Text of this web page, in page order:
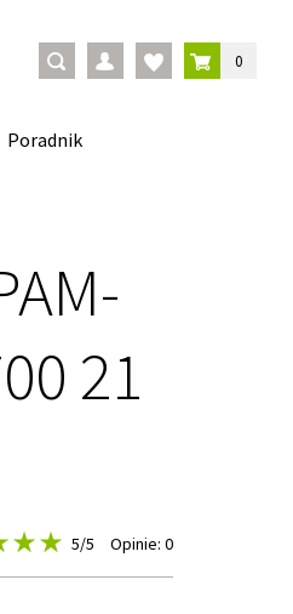
0
Poradnik
21
5/5 Opinie: 0